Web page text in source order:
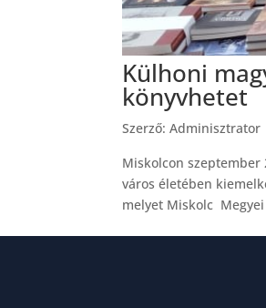
Külhoni
könyvhetet
Szerző:Adminisztrator
Miskolcon szeptember
város életében
melyet Miskolc Megyei